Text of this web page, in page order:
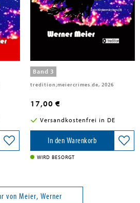
Meier, Werner
Band 3
tredition;meiercrimes.de, 2026
17,00 €
Versandkostenfrei in DE
In den Warenkorb
WIRD BESORGT
von Meier, Werner